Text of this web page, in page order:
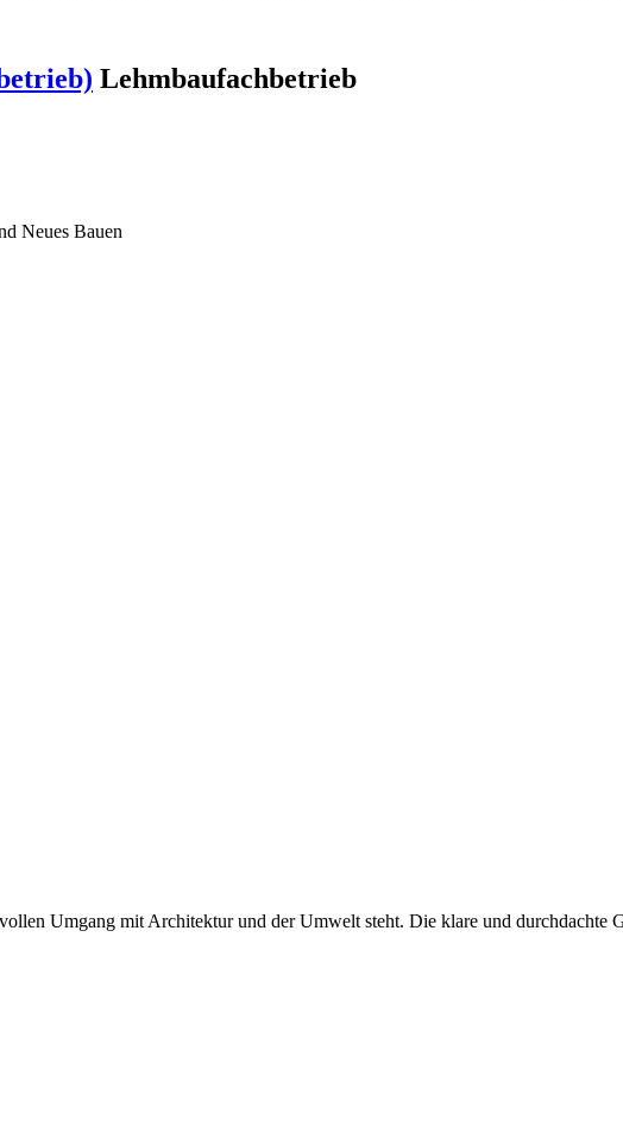
Lehmbaufachbetrieb
Neues Bauen
Umgang mit Architektur und der Umwelt steht. Die klare und durchdachte